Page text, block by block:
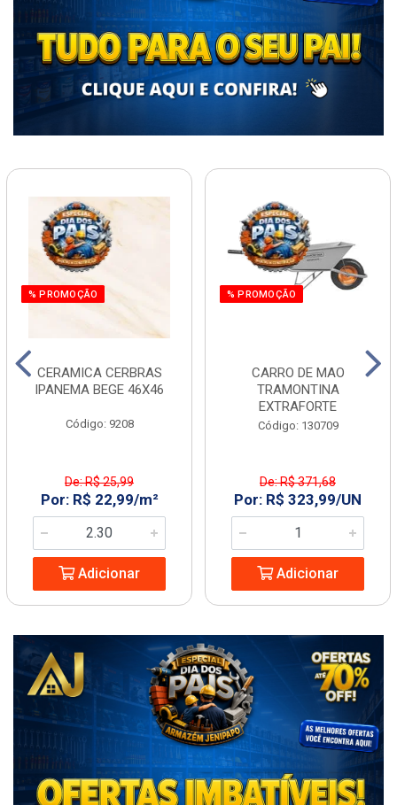
% PROMOÇÃO
CERAMICA CERBRAS
IPANEMA BEGE 46X46
Código: 9208
De: R$ 25,99
Por: R$ 22,99/m²
Adicionar
% PROMOÇÃO
CARRO DE MAO
TRAMONTINA
EXTRAFORTE
Código: 130709
De: R$ 371,68
Por: R$ 323,99/UN
Adicionar